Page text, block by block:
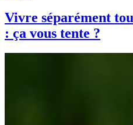
Vivre séparément
: ça vous tente ?